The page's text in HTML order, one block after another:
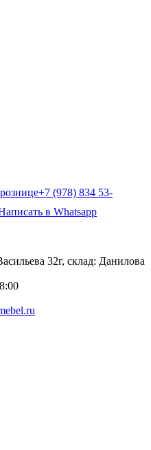
+7 (978) 834 53-
в Whatsapp
32г, склад: Данилова